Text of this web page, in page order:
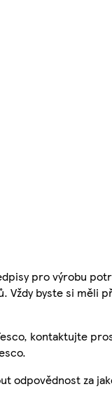
pro výrobu
Vždy byste si měli
kontaktujte
odpovědnost za